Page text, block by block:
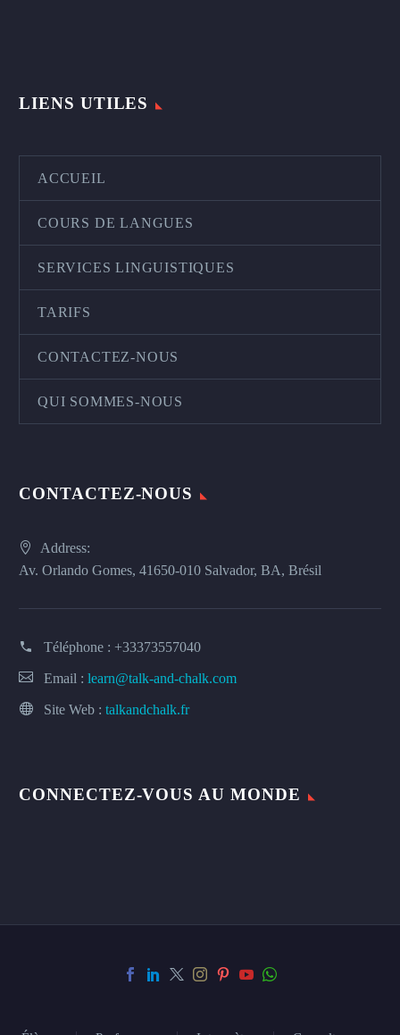
LIENS UTILES
ACCUEIL
COURS DE LANGUES
SERVICES LINGUISTIQUES
TARIFS
CONTACTEZ-NOUS
QUI SOMMES-NOUS
CONTACTEZ-NOUS
Address:
Av. Orlando Gomes, 41650-010 Salvador, BA, Brésil
Téléphone : +33373557040
Email : learn@talk-and-chalk.com
Site Web : talkandchalk.fr
CONNECTEZ-VOUS AU MONDE